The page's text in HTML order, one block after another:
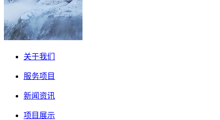
关于我们
服务项目
新闻资讯
项目展示